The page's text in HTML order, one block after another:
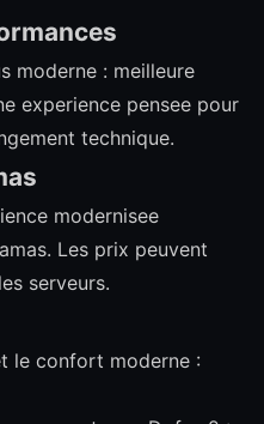
moderne : meilleure
experience pensee pour
technique.
modernisee
Les prix peuvent
serveurs.
le confort moderne :